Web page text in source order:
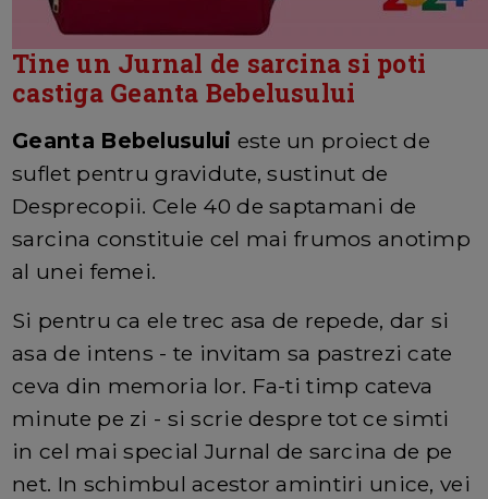
Tine un Jurnal de sarcina si poti
castiga Geanta Bebelusului
Geanta Bebelusului este un proiect de
suflet pentru gravidute, sustinut de
Desprecopii. Cele 40 de saptamani de
sarcina constituie cel mai frumos anotimp
al unei femei.
Si pentru ca ele trec asa de repede, dar si
asa de intens - te invitam sa pastrezi cate
ceva din memoria lor. Fa-ti timp cateva
minute pe zi - si scrie despre tot ce simti
in cel mai special Jurnal de sarcina de pe
net. In schimbul acestor amintiri unice, vei